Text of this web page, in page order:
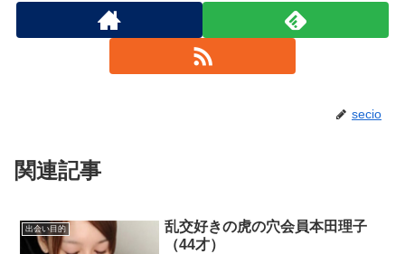
secio
関連記事
出会い目的
乱交好きの虎の穴会員本田理子
（44才）